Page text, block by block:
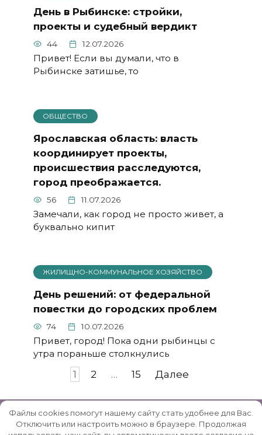
День в Рыбинске: стройки,
проекты и судебный вердикт
44 12.07.2026
Привет! Если вы думали, что в
Рыбинске затишье, то
ОБЩЕСТВО
Ярославская область: власть
координирует проекты,
происшествия расследуются,
город преображается.
56 11.07.2026
Замечали, как город не просто живет, а
буквально кипит
ЖИЛИЩНО-КОММУНАЛЬНОЕ ХОЗЯЙСТВО
День решений: от федеральной
повестки до городских проблем
74 10.07.2026
Привет, город! Пока одни рыбинцы с
утра пораньше столкнулись
1 2 … 15 Далее
Файлы cookies помогут нашему сайту стать удобнее для Вас.
Отключить или настроить можно в браузере. Продолжая